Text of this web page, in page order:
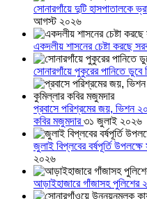
সোনারগাঁয়ে দুটি হাসপাতালকে
আগস্ট ২০২৬
একদলীয় শাসনের চেষ্টা করছে
সোনারগাঁয়ে পুকুরের পানিতে
প্রবাসে পরিশ্রমের জয়, ভিশন
কবির মজুমদার৩১ জুলাই ২০২৬
জুলাই বিপ্লবের বর্ষপূর্তি
২০২৬
আড়াইহাজারে গাঁজাসহ